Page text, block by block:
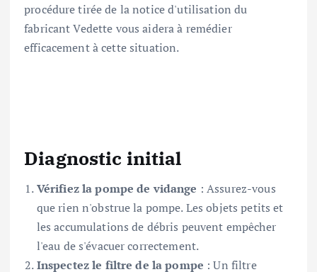
procédure tirée de la notice d'utilisation du
fabricant Vedette vous aidera à remédier
efficacement à cette situation.
Diagnostic initial
Vérifiez la pompe de vidange : Assurez-vous
que rien n'obstrue la pompe. Les objets petits et
les accumulations de débris peuvent empêcher
l'eau de s'évacuer correctement.
Inspectez le filtre de la pompe : Un filtre